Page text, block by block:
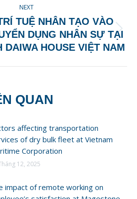
NEXT
Next
post:
TUỆ NHÂN TẠO VÀO
DỤNG NHÂN SỰ TẠI
DAIWA HOUSE VIỆT NAM
QUAN
affecting transportation
of dry bulk fleet at Vietnam
Corporation
12, 2025
impact of remote working on